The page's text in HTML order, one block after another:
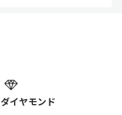
ダイヤモンド